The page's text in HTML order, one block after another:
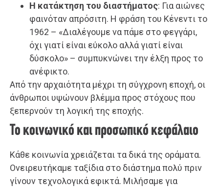
Η κατάκτηση του διαστήματος: Για αιώνες
φαινόταν απρόσιτη. Η φράση του Κένεντι το
1962 – «Διαλέγουμε να πάμε στο φεγγάρι,
όχι γιατί είναι εύκολο αλλά γιατί είναι
δύσκολο» – συμπυκνώνει την έλξη προς το
ανέφικτο.
Από την αρχαιότητα μέχρι τη σύγχρονη εποχή, οι
άνθρωποι υψώνουν βλέμμα προς στόχους που
ξεπερνούν τη λογική της εποχής.
Το κοινωνικό και προσωπικό κεφάλαιο
Κάθε κοινωνία χρειάζεται τα δικά της οράματα.
Ονειρευτήκαμε ταξίδια στο διάστημα πολύ πριν
γίνουν τεχνολογικά εφικτά. Μιλήσαμε για